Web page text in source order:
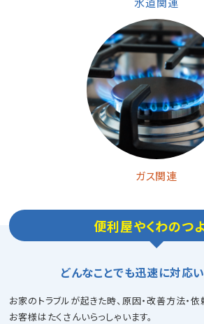
ガス関連
便利屋やくわのつ
どんなことでも迅速に対応い
お家のトラブルが起きた時、原因・改善方法・
お客様はたくさんいらっしゃいます。